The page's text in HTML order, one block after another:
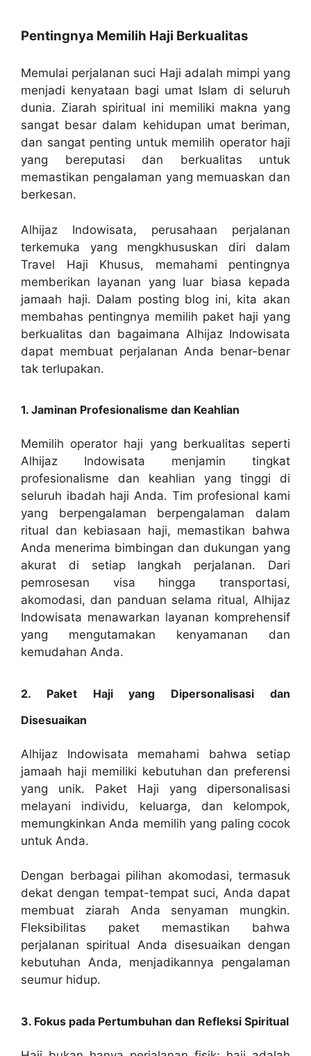
Pentingnya Memilih Haji Berkualitas
Memulai perjalanan suci Haji adalah mimpi yang
menjadi kenyataan bagi umat Islam di seluruh
dunia. Ziarah spiritual ini memiliki makna yang
sangat besar dalam kehidupan umat beriman,
dan sangat penting untuk memilih operator haji
yang bereputasi dan berkualitas untuk
memastikan pengalaman yang memuaskan dan
berkesan.
Alhijaz Indowisata, perusahaan perjalanan
terkemuka yang mengkhususkan diri dalam
Travel Haji Khusus, memahami pentingnya
memberikan layanan yang luar biasa kepada
jamaah haji. Dalam posting blog ini, kita akan
membahas pentingnya memilih paket haji yang
berkualitas dan bagaimana Alhijaz Indowisata
dapat membuat perjalanan Anda benar-benar
tak terlupakan.
1. Jaminan Profesionalisme dan Keahlian
Memilih operator haji yang berkualitas seperti
Alhijaz Indowisata menjamin tingkat
profesionalisme dan keahlian yang tinggi di
seluruh ibadah haji Anda. Tim profesional kami
yang berpengalaman berpengalaman dalam
ritual dan kebiasaan haji, memastikan bahwa
Anda menerima bimbingan dan dukungan yang
akurat di setiap langkah perjalanan. Dari
pemrosesan visa hingga transportasi,
akomodasi, dan panduan selama ritual, Alhijaz
Indowisata menawarkan layanan komprehensif
yang mengutamakan kenyamanan dan
kemudahan Anda.
2. Paket Haji yang Dipersonalisasi dan
Disesuaikan
Alhijaz Indowisata memahami bahwa setiap
jamaah haji memiliki kebutuhan dan preferensi
yang unik. Paket Haji yang dipersonalisasi
melayani individu, keluarga, dan kelompok,
memungkinkan Anda memilih yang paling cocok
untuk Anda.
Dengan berbagai pilihan akomodasi, termasuk
dekat dengan tempat-tempat suci, Anda dapat
membuat ziarah Anda senyaman mungkin.
Fleksibilitas paket memastikan bahwa
perjalanan spiritual Anda disesuaikan dengan
kebutuhan Anda, menjadikannya pengalaman
seumur hidup.
3. Fokus pada Pertumbuhan dan Refleksi Spiritual